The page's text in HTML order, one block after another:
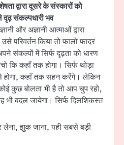
द्वारा दूसरे के संस्कारों को
दृढ़ संकल्पधारी भव
और अज्ञानी आत्माओं द्वारा
परिवर्तन किया तो फालो फादर
संकल्पों में सिर्फ दृढ़ता को धारण
कि कहाँ तक होगा। सिर्फ थोड़ा
कहाँ तक सहन करेंगे। लेकिन
कुछ बोलता भी है तो आप चुप रहो,
भी बदल जायेगा। सिर्फ दिलशिकस्त
झुक जाना, यही सबसे बड़ी